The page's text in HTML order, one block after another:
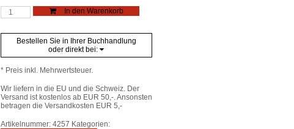
journal
für
4/2006
Menge
In den Warenkorb
Bestellen Sie in Ihrer Buchhandlung
oder direkt bei:
* Preis inkl. Mehrwertsteuer.
Wir liefern in die EU und die Schweiz. Der
Versand ist kostenlos ab EUR 50,-. Ansonsten
betragen die Versandkosten EUR 5,-
Artikelnummer: 4257 Kategorien: